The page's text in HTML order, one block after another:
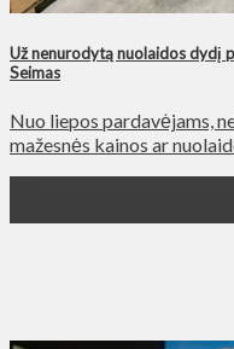
Už nenurodytą nuolaidos dydį
Seimas
Nuo liepos pardavėjams,
mažesnės kainos ar